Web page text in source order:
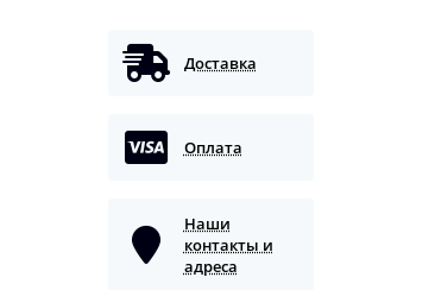
Доставка
Оплата
Наши
контакты и
адреса